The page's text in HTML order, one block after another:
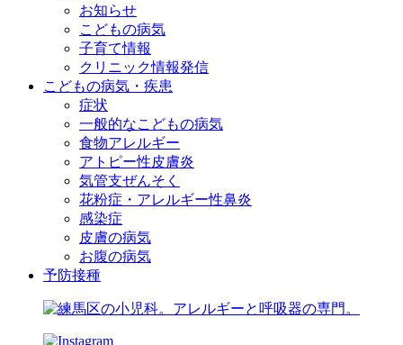
お知らせ
こどもの病気
子育て情報
クリニック情報発信
こどもの病気・疾患
症状
一般的なこどもの病気
食物アレルギー
アトピー性皮膚炎
気管支ぜんそく
花粉症・アレルギー性鼻炎
感染症
皮膚の病気
お腹の病気
予防接種